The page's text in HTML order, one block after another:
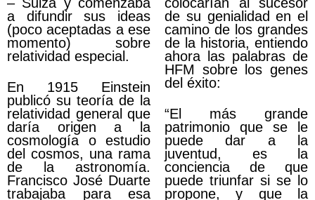
a difundir sus ideas
(poco aceptadas a ese
momento) sobre
relatividad especial.
En 1915 Einstein
publicó su teoría de la
relatividad general que
daría origen a la
cosmología o estudio
del cosmos, una rama
de la astronomía.
Francisco José Duarte
trabajaba para esa
de su genialidad en el
camino de los grandes
de la historia, entiendo
ahora las palabras de
HFM sobre los genes
del éxito:
“El más grande
patrimonio que se le
puede dar a la
juventud, es la
conciencia de que
puede triunfar si se lo
propone, y que la